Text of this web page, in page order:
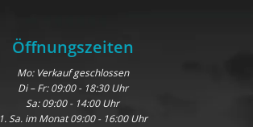
Öffnungszeiten
Mo: Verkauf geschlossen
Di – Fr: 09:00 - 18:30 Uhr
Sa: 09:00 - 14:00 Uhr
1. Sa. im Monat 09:00 - 16:00 Uhr